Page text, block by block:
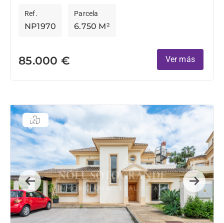
NP1970
Ref.
6.750 M²
Parcela
85.000 € Ver más
Previous Next